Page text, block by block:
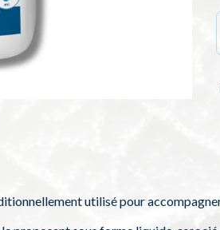
utilisé pour